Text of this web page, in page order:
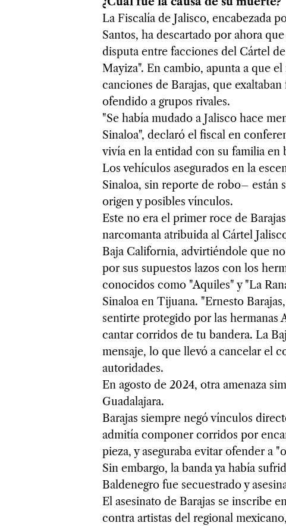
La Fiscalía de Jalisco, encabezada
Santos, ha descartado por ahora
disputa entre facciones del Cártel
Mayiza". En cambio, apunta a que
canciones de Barajas, que
ofendido a grupos rivales.
"Se había mudado a Jalisco hace
Sinaloa", declaró el fiscal en
vivía en la entidad con su familia en
Los vehículos asegurados en la
Sinaloa, sin reporte de robo– están
origen y posibles vínculos.
Este no era el primer roce de
narcomanta atribuida al Cártel
Baja California, advirtiéndole que
por sus supuestos lazos con los
conocidos como "Aquiles" y "La
Sinaloa en Tijuana. "Ernesto
sentirte protegido por las hermanas
cantar corridos de tu bandera. La
mensaje, lo que llevó a cancelar el
autoridades.
En agosto de 2024, otra amenaza
Guadalajara.
Barajas siempre negó vínculos
admitía componer corridos por
pieza, y aseguraba evitar ofender a
Sin embargo, la banda ya había
Baldenegro fue secuestrado y
El asesinato de Barajas se inscribe
contra artistas del regional